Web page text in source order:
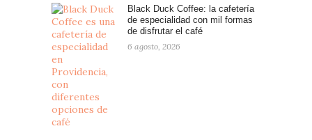
Black Duck Coffee: la cafetería
de especialidad con mil formas
de disfrutar el café
6 agosto, 2026